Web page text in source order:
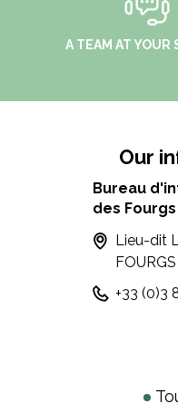
A TEAM AT YOUR
Our
Bureau
des Fourgs
Lieu-dit
FOURGS
+33 (0)3